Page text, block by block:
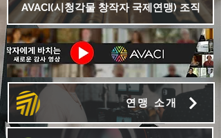
AVACI(시청각물 창작자 국제연맹) 조직
연맹 소개